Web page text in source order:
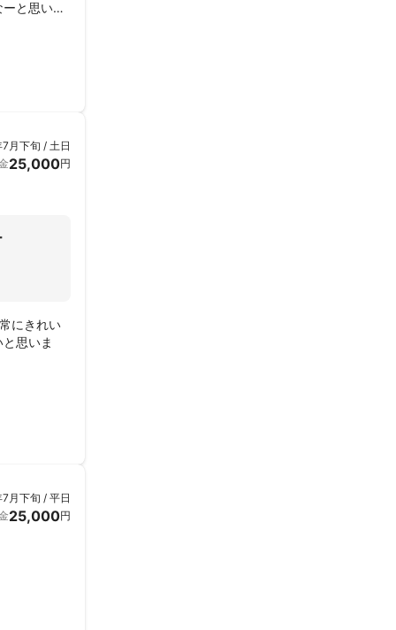
と思いま
月下旬 / 土日
25,000円
にきれい
思いま
月下旬 / 平日
25,000円